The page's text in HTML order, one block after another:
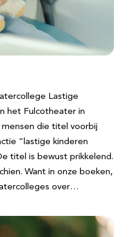
Lastige
het Fulcotheater in
mensen die titel voorbij
“lastige kinderen
titel is bewust prikkelend.
Want in onze boeken,
over…